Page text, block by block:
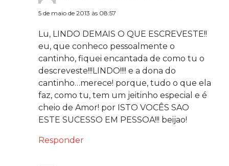
5 de maio de 2013 às 08:57
Lu, LINDO DEMAIS O QUE ESCREVESTE!!
eu, que conheco pessoalmente o
cantinho, fiquei encantada de como tu o
descreveste!!!LINDO!!!! e a dona do
cantinho…merece! porque, tudo o que ela
faz, como tu, tem um jeitinho especial e é
cheio de Amor! por ISTO VOCÊS SAO
ESTE SUCESSO EM PESSOA!!! beijao!
Responder